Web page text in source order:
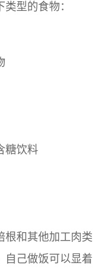
型的食物：
糖饮料
根和其他加工肉类
自己做饭可以显着